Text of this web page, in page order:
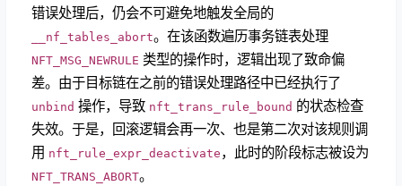
错误处理后，仍会不可避免地触发全局的
__nf_tables_abort。在该函数遍历事务链表处理
NFT_MSG_NEWRULE 类型的操作时，逻辑出现了致命偏
差。由于目标链在之前的错误处理路径中已经执行了
unbind 操作，导致 nft_trans_rule_bound 的状态检查
失效。于是，回滚逻辑会再一次、也是第二次对该规则调
用 nft_rule_expr_deactivate，此时的阶段标志被设为
NFT_TRANS_ABORT。